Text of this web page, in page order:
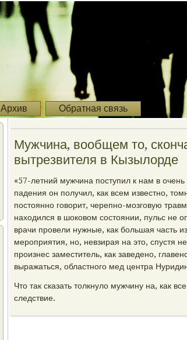
Архив Обратная связь
Мужчина, вообщем то,
вытрезвителя в Кызылорде
«57-летний мужчина поступил к нам в
падения он получил, как всем известно,
постоянно говорит, черепно-мозговую
находился в шоковом состоянии, пульс не
врачи провели нужные, как большая часть
мероприятия, но, невзирая на это, спустя
произнес заместитель, как заведено,
выражаться, областного мед центра
Что так сказать толкнуло мужчину на, как
следствие.